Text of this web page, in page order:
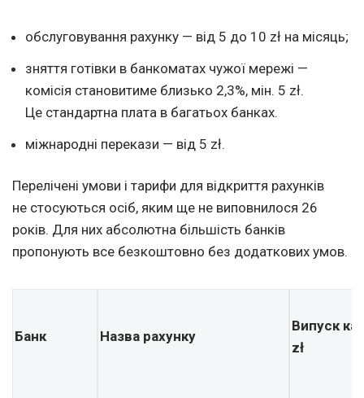
обслуговування рахунку — від 5 до 10 zł на місяць;
зняття готівки в банкоматах чужої мережі —
комісія становитиме близько 2,3%, мін. 5 zł.
Це стандартна плата в багатьох банках.
міжнародні перекази — від 5 zł.
Перелічені умови і тарифи для відкриття рахунків
не стосуються осіб, яким ще не виповнилося 26
років. Для них абсолютна більшість банків
пропонують все безкоштовно без додаткових умов.
Банк Назва рахунку
Випуск
zł